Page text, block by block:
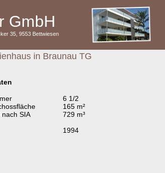
GmbH
35, 9553 Bettwiesen
in Braunau TG
6 1/2
165 m²
nach SIA
729 m³
1994